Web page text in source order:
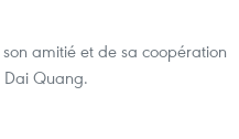
amitié et de sa coopération
Dai Quang.